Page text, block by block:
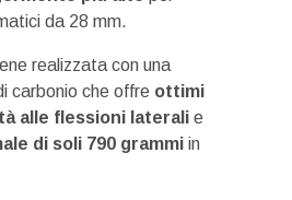
da 28 mm.
realizzata con una
carbonio che offre ottimi
alle flessioni laterali e
di soli 790 grammi in